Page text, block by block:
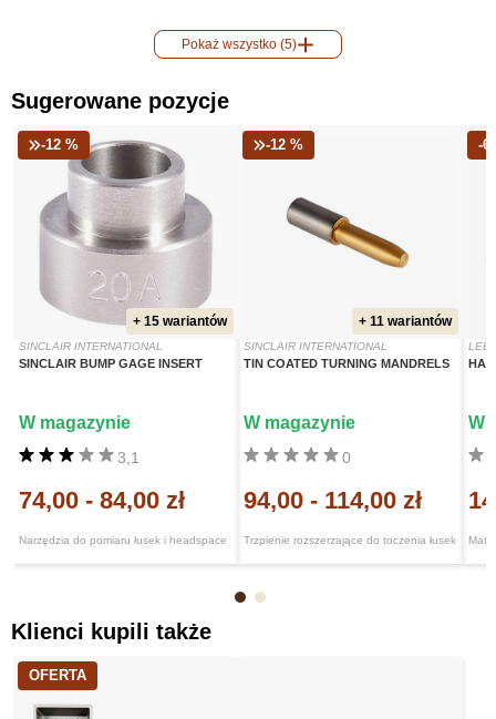
Pokaż wszystko (5)
Sugerowane pozycje
-12 %
+ 15 wariantów
SINCLAIR INTERNATIONAL
SINCLAIR BUMP GAGE INSERT
Narzędzia do pomiaru łusek i headspace
3,1
W magazynie
74,00 - 84,00 zł
-12 %
+ 11 wariantów
SINCLAIR INTERNATIONAL
TIN COATED TURNING MANDRELS
Trzpienie rozszerzające do toczenia łusek
0
W magazynie
94,00 - 114,00 zł
-6
LEE
W
Klienci kupili także
OFERTA